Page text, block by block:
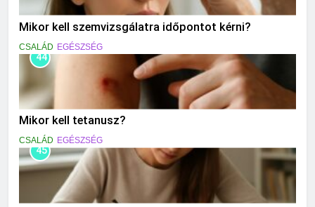
Mikor kell szemvizsgálatra időpontot kérni?
CSALÁD EGÉSZSÉG
44
Mikor kell tetanusz?
CSALÁD EGÉSZSÉG
45